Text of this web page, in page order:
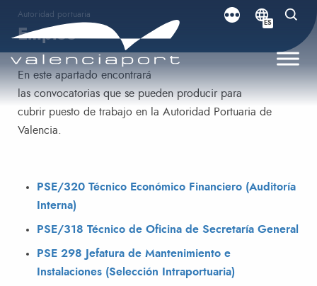
ES
Autoridad portuaria
Empleo
En este apartado encontrará
las convocatorias que se pueden producir para
cubrir puesto de trabajo en la Autoridad Portuaria de
Valencia.​​​​​​​
PSE/320 Técnico Económico Financiero (Auditoría
Interna)
PSE/318 Técnico de Oficina de Secretaría General
PSE 298 Jefatura de Mantenimiento e
Instalaciones (Selección Intraportuaria)